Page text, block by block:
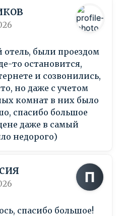
были проездом
то остановится,
и созвонились,
но даже с учетом
комнат в них было
спасибо большое
даже в самый
недорого)
спасибо большое!